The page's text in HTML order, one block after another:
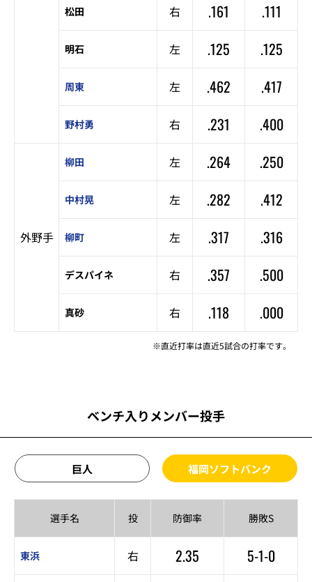
松田 右 .161 .111
明石 左 .125 .125
周東 左 .462 .417
野村勇 右 .231 .400
外野手
柳田 左 .264 .250
中村晃 左 .282 .412
柳町 左 .317 .316
デスパイネ 右 .357 .500
真砂 右 .118 .000
※直近打率は直近5試合の打率です。
ベンチ入りメンバー投手
巨人 福岡ソフトバンク
選手名 投 防御率 勝敗S
東浜 右 2.35 5-1-0